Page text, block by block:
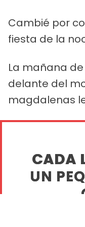
Cambié por
fiesta de la
La mañana
delante del
magdalenas
CADA
UN